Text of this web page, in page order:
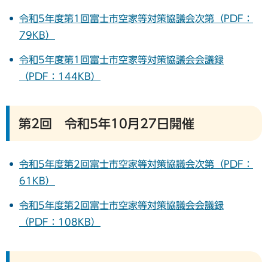
令和5年度第1回富士市空家等対策協議会次第（PDF：
79KB）
令和5年度第1回富士市空家等対策協議会会議録
（PDF：144KB）
第2回 令和5年10月27日開催
令和5年度第2回富士市空家等対策協議会次第（PDF：
61KB）
令和5年度第2回富士市空家等対策協議会会議録
（PDF：108KB）